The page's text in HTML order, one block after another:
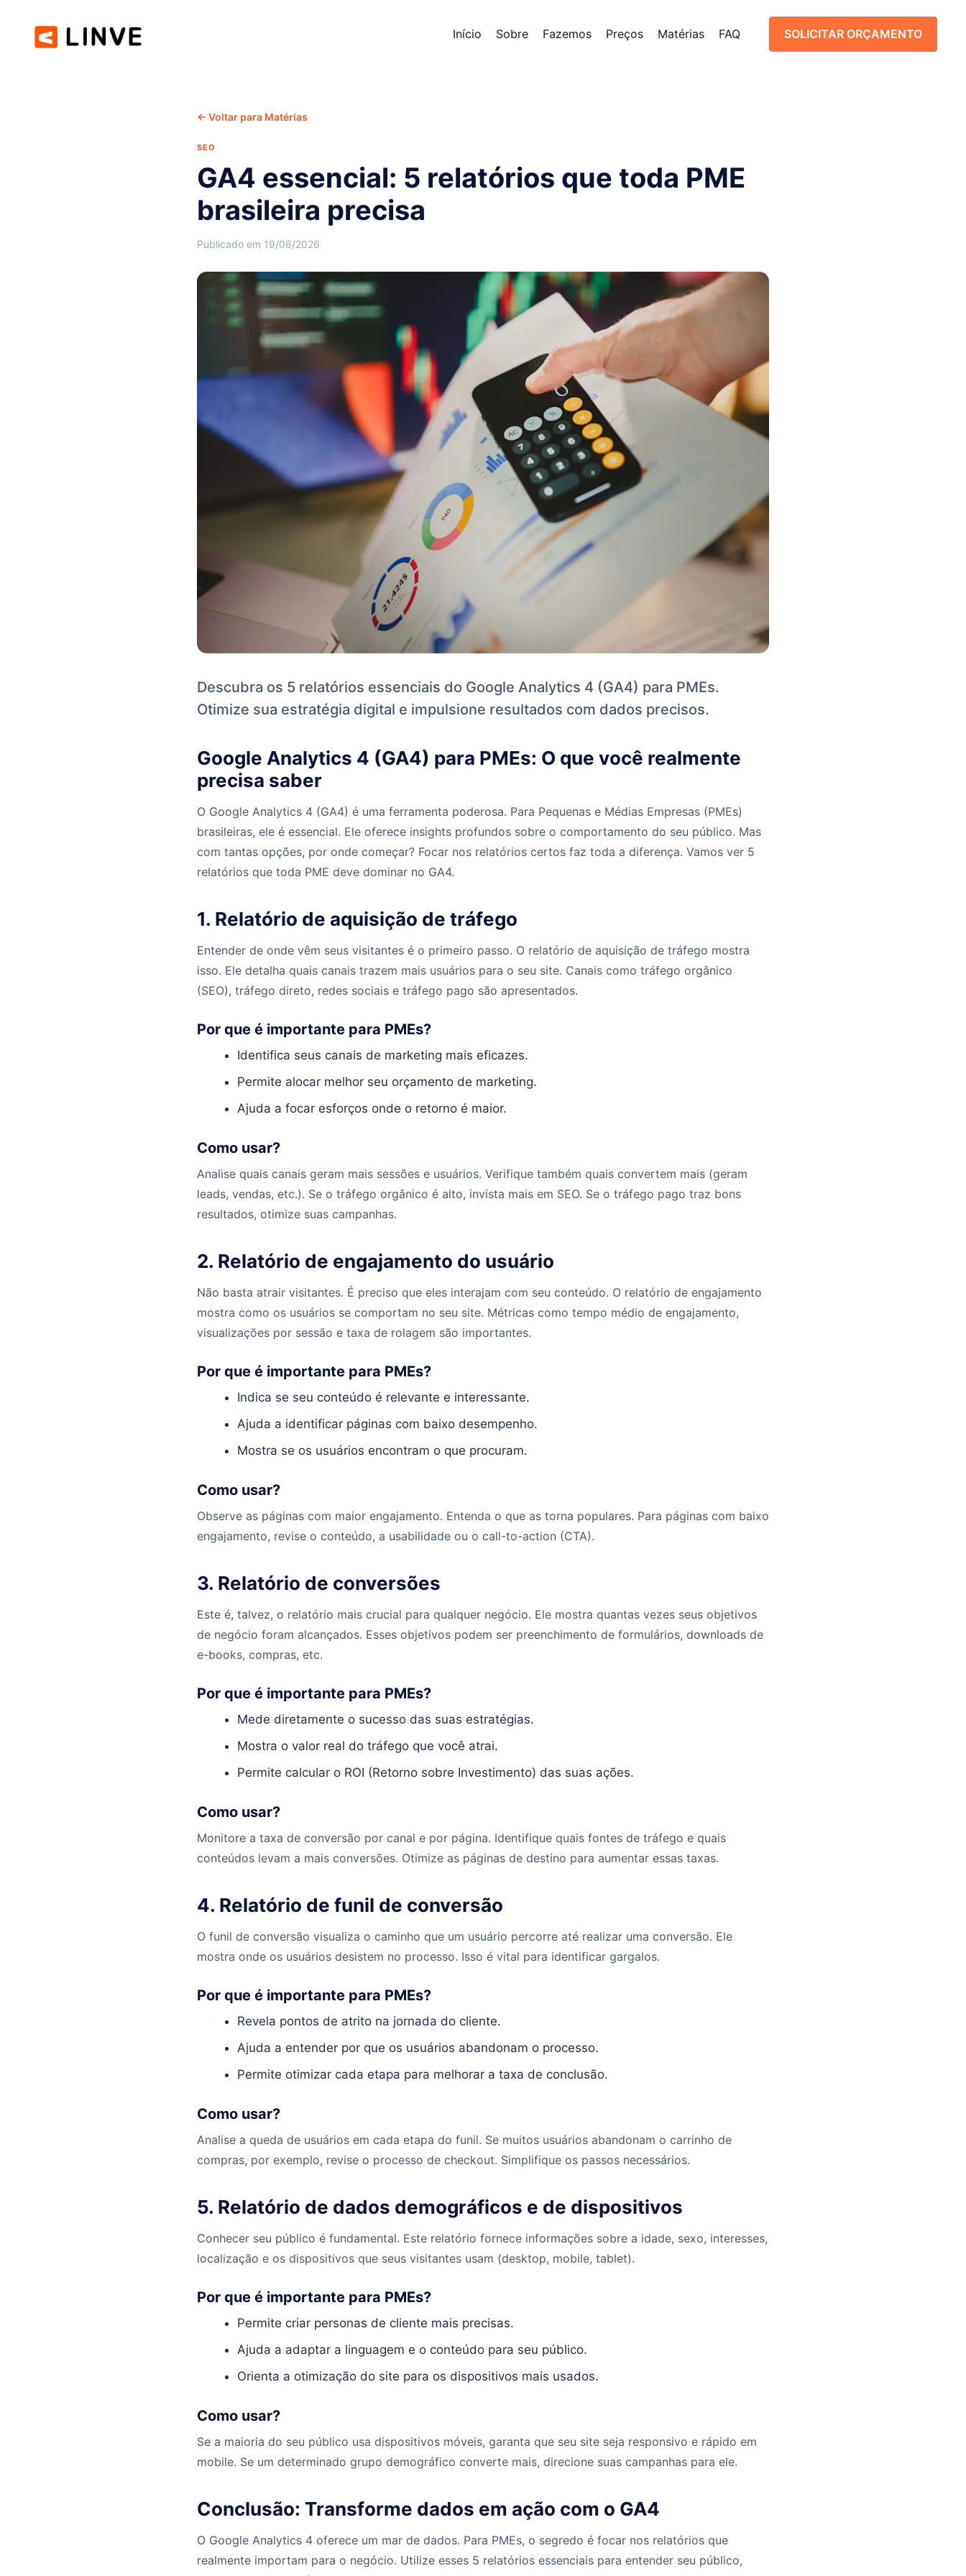
Início Sobre Fazemos Preços Matérias
FAQ
SOLICITAR ORÇAMENTO
SOLICITAR ORÇAMENTO
← Voltar para Matérias
SEO
GA4 essencial: 5 relatórios que toda PME
brasileira precisa
Publicado em 19/06/2026
Descubra os 5 relatórios essenciais do Google Analytics 4 (GA4) para PMEs.
Otimize sua estratégia digital e impulsione resultados com dados precisos.
Google Analytics 4 (GA4) para PMEs: O que você realmente
precisa saber
O Google Analytics 4 (GA4) é uma ferramenta poderosa. Para Pequenas e Médias Empresas (PMEs)
brasileiras, ele é essencial. Ele oferece insights profundos sobre o comportamento do seu público. Mas
com tantas opções, por onde começar? Focar nos relatórios certos faz toda a diferença. Vamos ver 5
relatórios que toda PME deve dominar no GA4.
1. Relatório de aquisição de tráfego
Entender de onde vêm seus visitantes é o primeiro passo. O relatório de aquisição de tráfego mostra
isso. Ele detalha quais canais trazem mais usuários para o seu site. Canais como tráfego orgânico
(SEO), tráfego direto, redes sociais e tráfego pago são apresentados.
Por que é importante para PMEs?
Identifica seus canais de marketing mais eficazes.
Permite alocar melhor seu orçamento de marketing.
Ajuda a focar esforços onde o retorno é maior.
Como usar?
Analise quais canais geram mais sessões e usuários. Verifique também quais convertem mais (geram
leads, vendas, etc.). Se o tráfego orgânico é alto, invista mais em SEO. Se o tráfego pago traz bons
resultados, otimize suas campanhas.
2. Relatório de engajamento do usuário
Não basta atrair visitantes. É preciso que eles interajam com seu conteúdo. O relatório de engajamento
mostra como os usuários se comportam no seu site. Métricas como tempo médio de engajamento,
visualizações por sessão e taxa de rolagem são importantes.
Por que é importante para PMEs?
Indica se seu conteúdo é relevante e interessante.
Ajuda a identificar páginas com baixo desempenho.
Mostra se os usuários encontram o que procuram.
Como usar?
Observe as páginas com maior engajamento. Entenda o que as torna populares. Para páginas com baixo
engajamento, revise o conteúdo, a usabilidade ou o call-to-action (CTA).
3. Relatório de conversões
Este é, talvez, o relatório mais crucial para qualquer negócio. Ele mostra quantas vezes seus objetivos
de negócio foram alcançados. Esses objetivos podem ser preenchimento de formulários, downloads de
e-books, compras, etc.
Por que é importante para PMEs?
Mede diretamente o sucesso das suas estratégias.
Mostra o valor real do tráfego que você atrai.
Permite calcular o ROI (Retorno sobre Investimento) das suas ações.
Como usar?
Monitore a taxa de conversão por canal e por página. Identifique quais fontes de tráfego e quais
conteúdos levam a mais conversões. Otimize as páginas de destino para aumentar essas taxas.
4. Relatório de funil de conversão
O funil de conversão visualiza o caminho que um usuário percorre até realizar uma conversão. Ele
mostra onde os usuários desistem no processo. Isso é vital para identificar gargalos.
Por que é importante para PMEs?
Revela pontos de atrito na jornada do cliente.
Ajuda a entender por que os usuários abandonam o processo.
Permite otimizar cada etapa para melhorar a taxa de conclusão.
Como usar?
Analise a queda de usuários em cada etapa do funil. Se muitos usuários abandonam o carrinho de
compras, por exemplo, revise o processo de checkout. Simplifique os passos necessários.
5. Relatório de dados demográficos e de dispositivos
Conhecer seu público é fundamental. Este relatório fornece informações sobre a idade, sexo, interesses,
localização e os dispositivos que seus visitantes usam (desktop, mobile, tablet).
Por que é importante para PMEs?
Permite criar personas de cliente mais precisas.
Ajuda a adaptar a linguagem e o conteúdo para seu público.
Orienta a otimização do site para os dispositivos mais usados.
Como usar?
Se a maioria do seu público usa dispositivos móveis, garanta que seu site seja responsivo e rápido em
mobile. Se um determinado grupo demográfico converte mais, direcione suas campanhas para ele.
Conclusão: Transforme dados em ação com o GA4
O Google Analytics 4 oferece um mar de dados. Para PMEs, o segredo é focar nos relatórios que
realmente importam para o negócio. Utilize esses 5 relatórios essenciais para entender seu público,